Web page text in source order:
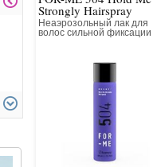
Strongly Hairspray
Неаэрозольный лак для
волос сильной фиксации